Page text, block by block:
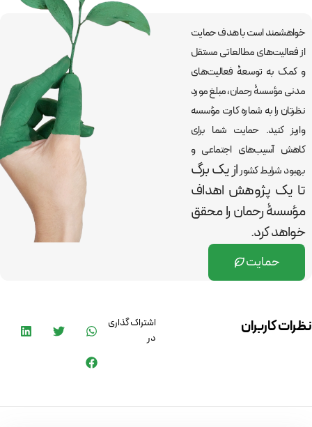
خواهشمند است با هدف حمایت
از فعالیت‌های مطالعاتی مستقل
و کمک به توسعۀ فعالیت‌های
مدنی مؤسسۀ رحمان، مبلغ مورد
نظرتان را به شماره کارت مؤسسه
واریز کنید. حمایت شما برای
کاهش آسیب‌های اجتماعی و
بهبود شرایط کشوراز یک برگ
تا یک پژوهش اهداف
مؤسسۀ رحمان رامحقق
خواهد کرد.
حمایت
نظرات کاربران
اشتراک گذاری
در